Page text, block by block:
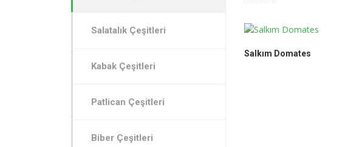
Salkım Domates
Salatalık Çeşitleri
Kabak Çeşitleri
Patlican Çeşitleri
Biber Çeşitleri